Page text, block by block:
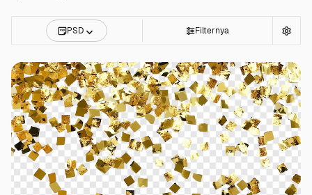
PSD Filternya